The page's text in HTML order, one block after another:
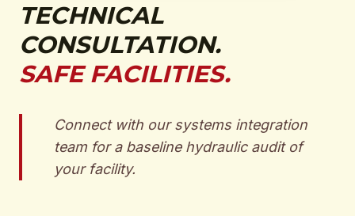
TECHNICAL
CONSULTATION.
SAFE FACILITIES.
Connect with our systems integration
team for a baseline hydraulic audit of
your facility.